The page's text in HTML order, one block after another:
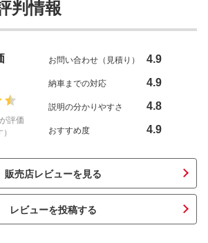
判情報
評価
お問い合わせ（見積り） 4.9
納車までの対応 4.9
説明の分かりやすさ 4.8
おすすめ度 4.9
販売店レビューを見る
レビューを投稿する